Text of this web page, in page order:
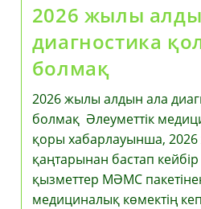
2026 жылы
диагностика
болмақ
2026 жылы алдын ала
болмақ Әлеуметтік
қоры хабарлауынша,
қаңтарынан бастап
қызметтер МӘМС
медициналық көмектің